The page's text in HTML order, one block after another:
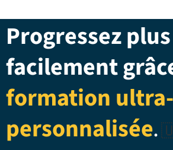
Progressez plus
facilement
formation ultra-
personnalisée.